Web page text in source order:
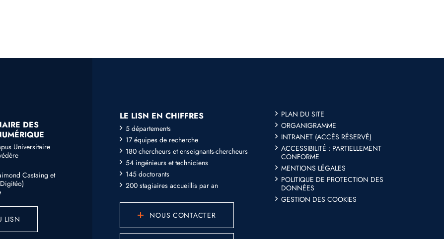
DES
Universitaire
Castaing et
LISN
LE LISN EN CHIFFRES
5 départements
17 équipes de recherche
180 chercheurs et enseignants-chercheurs
54 ingénieurs et techniciens
145 doctorants
200 stagiaires accueillis par an
NOUS CONTACTER
PLAN DU SITE
ORGANIGRAMME
INTRANET (ACCÈS RÉSERVÉ)
ACCESSIBILITÉ : PARTIELLEMENT
CONFORME
MENTIONS LÉGALES
POLITIQUE DE PROTECTION DES
DONNÉES
GESTION DES COOKIES